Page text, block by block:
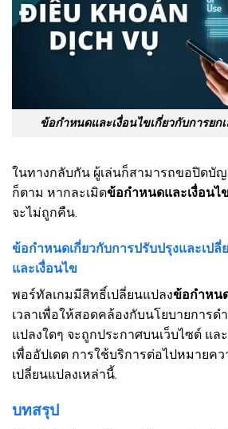
ข้อกำหนดและเงื่อนไขเกี่ยวกับการยก
ในทางกลับกัน ผู้เล่นก็สามารถขอปิดบัญ
ก็ตาม หากละเมิดข้อกำหนดและเงื่อนไ
จะไม่ถูกคืน.
ข้อกำหนดเกี่ยวกับการปรับปรุงและเป
และเงื่อนไข
พอร์ทัลเกมมีสิทธิ์เปลี่ยนแปลงข้อกำหน
เวลาเพื่อให้สอดคล้องกับนโยบายการด
แปลงใดๆ จะถูกประกาศบนเว็บไซต์ แ
เพื่ออัปเดต การใช้บริการต่อไปหมายค
เปลี่ยนแปลงเหล่านี้.
บทสรุป